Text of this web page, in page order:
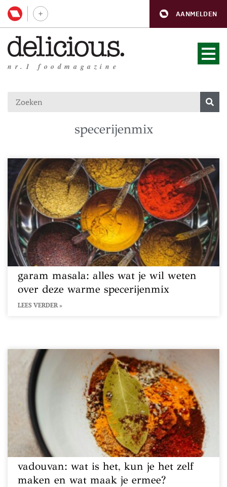
AANMELDEN
nr.1 foodmagazine
specerijenmix
garam masala: alles wat je wil weten
over deze warme specerijenmix
LEES VERDER »
vadouvan: wat is het, kun je het zelf
maken en wat maak je ermee?